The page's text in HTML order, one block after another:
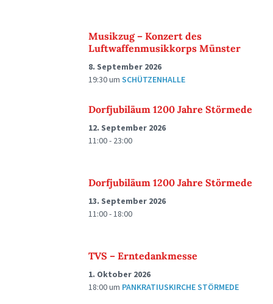
Musikzug – Konzert des
Luftwaffenmusikkorps Münster
8. September 2026
19:30um SCHÜTZENHALLE
Dorfjubiläum 1200 Jahre Störmede
12. September 2026
11:00 - 23:00
Dorfjubiläum 1200 Jahre Störmede
13. September 2026
11:00 - 18:00
TVS – Erntedankmesse
1. Oktober 2026
18:00um PANKRATIUSKIRCHE STÖRMEDE